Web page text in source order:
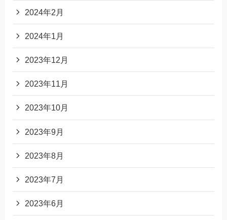
2024年2月
2024年1月
2023年12月
2023年11月
2023年10月
2023年9月
2023年8月
2023年7月
2023年6月